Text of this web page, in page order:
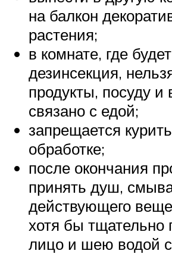
на балкон
растения;
в комнате, где
дезинсекция,
продукты, посуду и
связано с едой;
запрещается
обработке;
после окончания
принять душ,
действующего
хотя бы тщательно
лицо и шею водой